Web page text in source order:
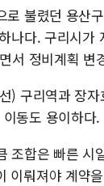
불렸던 용산
나다. 구리시
서 정비계획
) 구리역과 장
동도 용이하다.
조합은 빠른
이뤄져야 계약